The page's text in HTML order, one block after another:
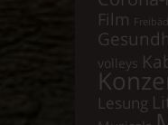
Film
volleys
Lesung